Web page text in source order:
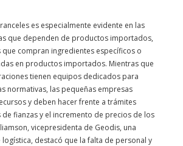
es especialmente evidente en las
que dependen de productos importados,
compran ingredientes específicos o
en productos importados. Mientras que
tienen equipos dedicados para
normativas, las pequeñas empresas
y deben hacer frente a trámites
de fianzas y el incremento de precios de los
vicepresidenta de Geodis, una
destacó que la falta de personal y